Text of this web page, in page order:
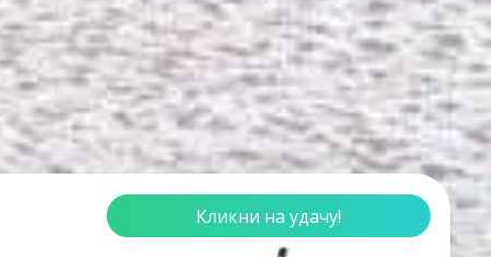
Кликни на удачу!